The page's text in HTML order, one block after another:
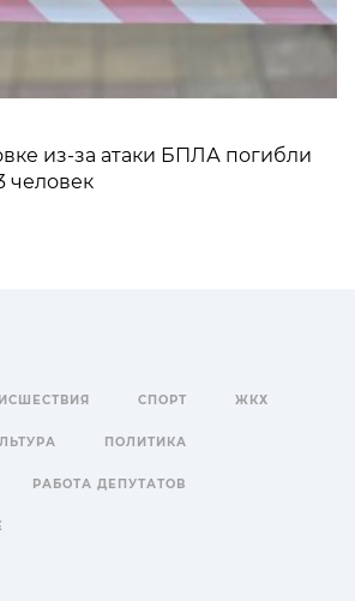
из-за атаки БПЛА погибли
человек
СПОРТ ЖКХ
ПОЛИТИКА
РАБОТА ДЕПУТАТОВ